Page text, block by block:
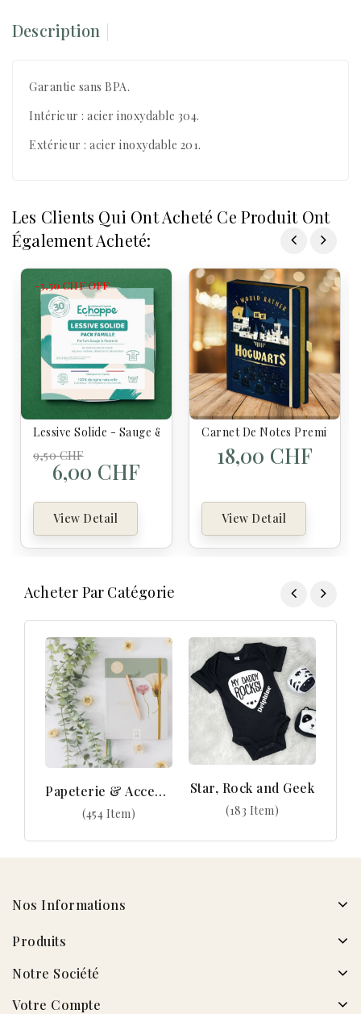
Description
Garantie sans BPA.
Intérieur : acier inoxydable 304.
Extérieur : acier inoxydable 201.
Les Clients Qui Ont Acheté Ce Produit Ont
Également Acheté:
Lessive Solide - Sauge & Romarin Pack Famille - Echoppe
9,50 CHF
-3,50 CHFOFF
6,00 CHF
View Detail
Carnet De Notes Premium
18,00 CHF
View Detail
Acheter Par Catégorie
Papeterie & Accessoires
(454 Item)
Star, Rock and Geek
(183 Item)
Nos Informations
Produits
Notre Société
Votre Compte